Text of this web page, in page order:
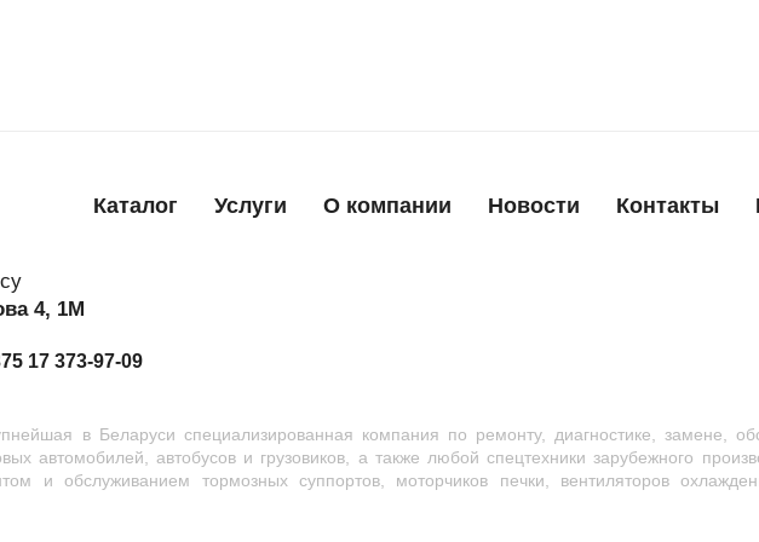
Каталог Услуги О компании Новости Контакты
4, 1М
17 373-97-09
в Беларуси специализированная компания по ремонту, диагностике, замене,
автомобилей, автобусов и грузовиков, а также любой спецтехники зарубежного
и обслуживанием тормозных суппортов, моторчиков печки, вентиляторов